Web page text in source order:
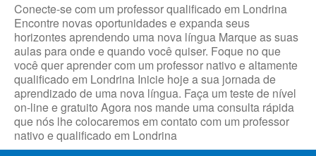
Conecte-se com um professor qualificado em Londrina
Encontre novas oportunidades e expanda seus
horizontes aprendendo uma nova língua Marque as suas
aulas para onde e quando você quiser. Foque no que
você quer aprender com um professor nativo e altamente
qualificado em Londrina Inicie hoje a sua jornada de
aprendizado de uma nova língua. Faça um teste de nível
on-line e gratuito Agora nos mande uma consulta rápida
que nós lhe colocaremos em contato com um professor
nativo e qualificado em Londrina